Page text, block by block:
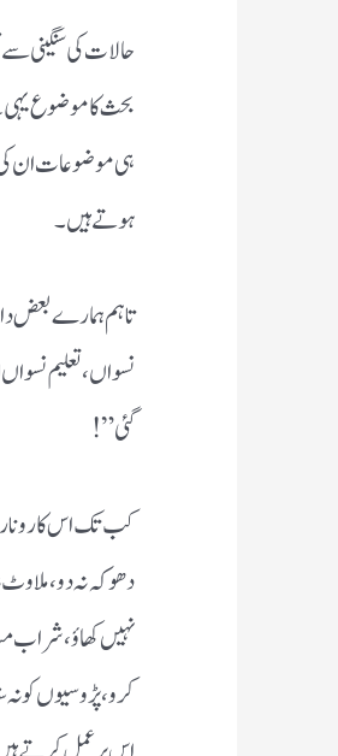
حالات کی سنگینی
ہی موضوعات ان کی
ہوتے ہیں۔
تاہم ہمارے بعض
نسواں، تعلیم
گئی” !
کب تک اس کا رونا
دھوکہ نہ دو،
نہیں کھاؤ ، شراب
کرو ، پڑوسیوں کو